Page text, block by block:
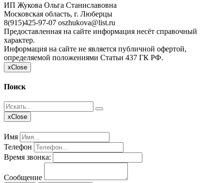
ИП Жукова Ольга Станиславовна
Московская область, г. Люберцы
8(915)425-97-07 oszhukova@list.ru
Предоставленная на сайте информация несёт справочный
характер.
Информация на сайте не является публичной офертой,
определяемой положениями Статьи 437 ГК РФ.
xClose
Поиск
xClose
Имя
Телефон
Время звонка:
Сообщение